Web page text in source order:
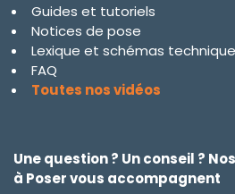
Guides et tutoriels
Notices de pose
Lexique et schémas
FAQ
Toutes nos vidéos
Une question ? Un conseil ?
à Poser vous accompagnent